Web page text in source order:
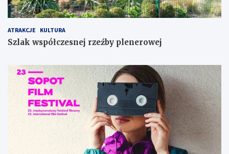
ATRAKCJE KULTURA
Szlak współczesnej rzeźby plenerowej